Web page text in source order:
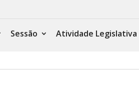
Sessão Atividade Legislativa